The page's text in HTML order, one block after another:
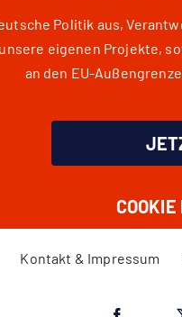
Politik aus,
eigenen Projekte,
an den EU-
Kontakt & Impressum